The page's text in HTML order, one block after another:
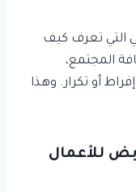
التي تعرف كيف
المجتمع،
أو تكرار. وهذا
للأعمال